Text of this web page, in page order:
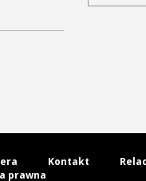
Kontakt
prawna